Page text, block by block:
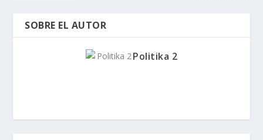
SOBRE EL AUTOR
Politika 2